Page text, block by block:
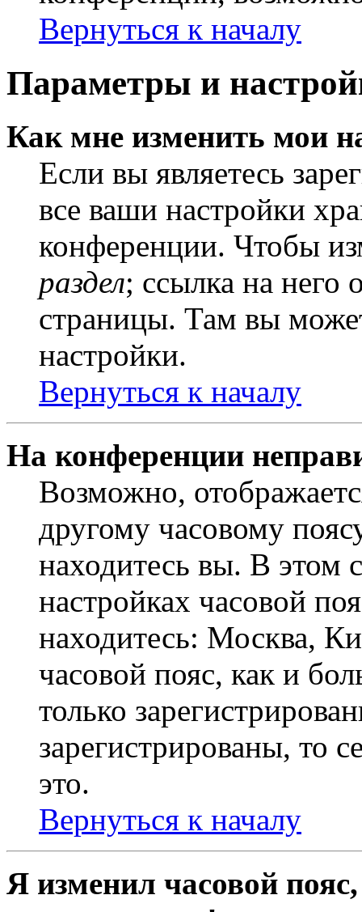
Вернуться к началу
Параметры и
Как мне изменить мои
Если вы являетесь
все ваши настройки
конференции. Чтобы
раздел; ссылка на него
страницы. Там вы
настройки.
Вернуться к началу
На конференции
Возможно,
другому часовому
находитесь вы. В этом
настройках часовой
находитесь: Москва,
часовой пояс, как и
только
зарегистрированы, то
это.
Вернуться к началу
Я изменил часовой